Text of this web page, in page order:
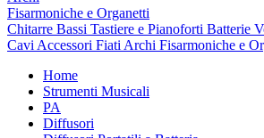
Fisarmoniche e Organetti
Chitarre Bassi Tastiere e Pianoforti Batterie
Cavi Accessori Fiati Archi Fisarmoniche e
Home
Strumenti Musicali
PA
Diffusori